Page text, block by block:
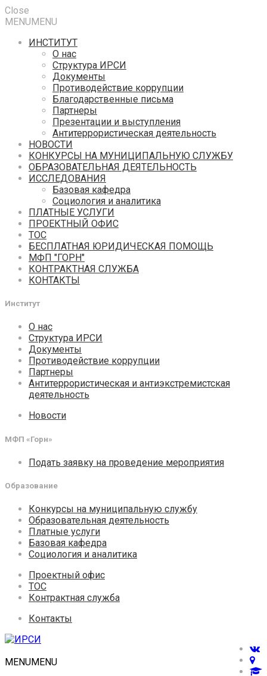
Close
MENUMENU
ИНСТИТУТ
О нас
Структура ИРСИ
Документы
Противодействие коррупции
Благодарственные письма
Партнеры
Презентации и выступления
Антитеррористическая деятельность
НОВОСТИ
КОНКУРСЫ НА МУНИЦИПАЛЬНУЮ СЛУЖБУ
ОБРАЗОВАТЕЛЬНАЯ ДЕЯТЕЛЬНОСТЬ
ИССЛЕДОВАНИЯ
Базовая кафедра
Социология и аналитика
ПЛАТНЫЕ УСЛУГИ
ПРОЕКТНЫЙ ОФИС
ТОС
БЕСПЛАТНАЯ ЮРИДИЧЕСКАЯ ПОМОЩЬ
МФП "ГОРН"
КОНТРАКТНАЯ СЛУЖБА
КОНТАКТЫ
Институт
О нас
Структура ИРСИ
Документы
Противодействие коррупции
Партнеры
Антитеррористическая и антиэкстремистская
деятельность
Новости
МФП «Горн»
Подать заявку на проведение мероприятия
Образование
Конкурсы на муниципальную службу
Образовательная деятельность
Платные услуги
Базовая кафедра
Социология и аналитика
Проектный офис
ТОС
Контрактная служба
Контакты
MENUMENU